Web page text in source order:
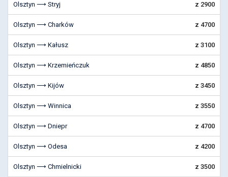
Olsztyn ⟶ Stryj z 2900
Olsztyn ⟶ Charków z 4700
Olsztyn ⟶ Kałusz z 3100
Olsztyn ⟶ Krzemieńczuk z 4850
Olsztyn ⟶ Kijów z 3450
Olsztyn ⟶ Winnica z 3550
Olsztyn ⟶ Dniepr z 4700
Olsztyn ⟶ Odesa z 4200
Olsztyn ⟶ Chmielnicki z 3500